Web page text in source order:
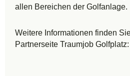
allen Bereichen der Golfanlage.
Weitere Informationen finden
Partnerseite Traumjob Golfplatz: